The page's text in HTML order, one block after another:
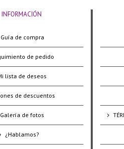
INFORMACIÓN
Guía de compra
de pedido
lista de deseos
de descuentos
Galería de fotos
¿Hablamos?